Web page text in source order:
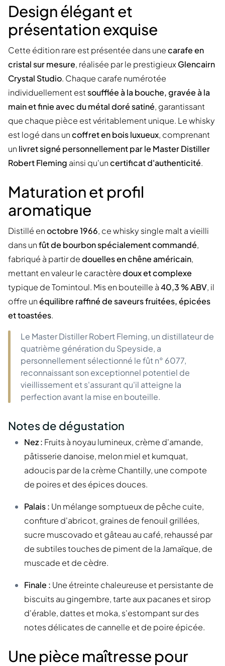
Design élégant et
présentation exquise
Cette édition rare est présentée dans unecarafe en
cristal sur mesure, réalisée par le prestigieuxGlencairn
Crystal Studio. Chaque carafe numérotée
individuellement estsoufflée à la bouche, gravée à la
main et finie avec du métal doré satiné, garantissant
que chaque pièce est véritablement unique. Le whisky
est logé dans uncoffret en bois luxueux, comprenant
un livret signé personnellement par le Master Distiller
Robert Fleming ainsi qu'uncertificat d'authenticité.
Maturation et profil
aromatique
Distillé enoctobre 1966, ce whisky single malt a vieilli
dans unfût de bourbon spécialement commandé,
fabriqué à partir dedouelles en chêne américain,
mettant en valeur le caractèredoux et complexe
typique de Tomintoul. Mis en bouteille à40,3 % ABV, il
offre unéquilibre raffiné de saveurs fruitées, épicées
et toastées.
Le Master Distiller Robert Fleming, un distillateur de
quatrième génération du Speyside, a
personnellement sélectionné le fût n° 6077,
reconnaissant son exceptionnel potentiel de
vieillissement et s'assurant qu'il atteigne la
perfection avant la mise en bouteille.
Notes de dégustation
Nez : Fruits à noyau lumineux, crème d'amande,
pâtisserie danoise, melon miel et kumquat,
adoucis par de la crème Chantilly, une compote
de poires et des épices douces.
Palais : Un mélange somptueux de pêche cuite,
confiture d'abricot, graines de fenouil grillées,
sucre muscovado et gâteau au café, rehaussé par
de subtiles touches de piment de la Jamaïque, de
muscade et de cèdre.
Finale : Une étreinte chaleureuse et persistante de
biscuits au gingembre, tarte aux pacanes et sirop
d'érable, dattes et moka, s'estompant sur des
notes délicates de cannelle et de poire épicée.
Une pièce maîtresse pour